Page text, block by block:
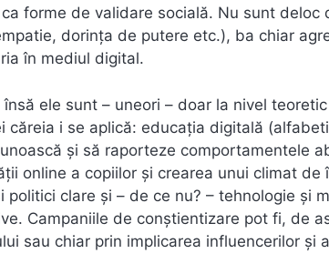
forme de validare socială. Nu sunt deloc
dorința de putere etc.), ba chiar
în mediul digital.
ele sunt – uneori – doar la nivel
i se aplică: educația digitală
și să raporteze comportamentele
online a copiilor și crearea unui climat de
clare și – de ce nu? – tehnologie și
Campaniile de conștientizare pot fi, de
sau chiar prin implicarea influencerilor și